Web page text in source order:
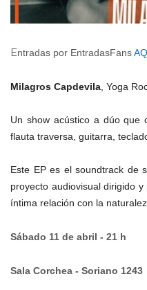
Entradas por EntradasFans
Milagros Capdevila , Yoga
Un show acústico a dúo que
flauta traversa, guitarra,
Este EP es el soundtrack de
proyecto audiovisual dirigido
íntima relación con la
Sábado 11 de abril - 21 h
Sala Corchea - Soriano 1243